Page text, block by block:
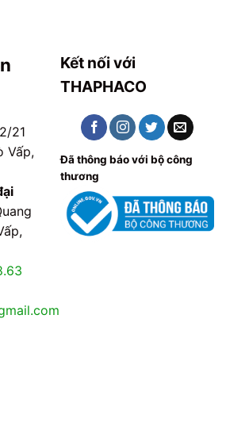
21
Vấp,
Kết nối với
THAPHACO
Đã thông báo với bộ công
thương